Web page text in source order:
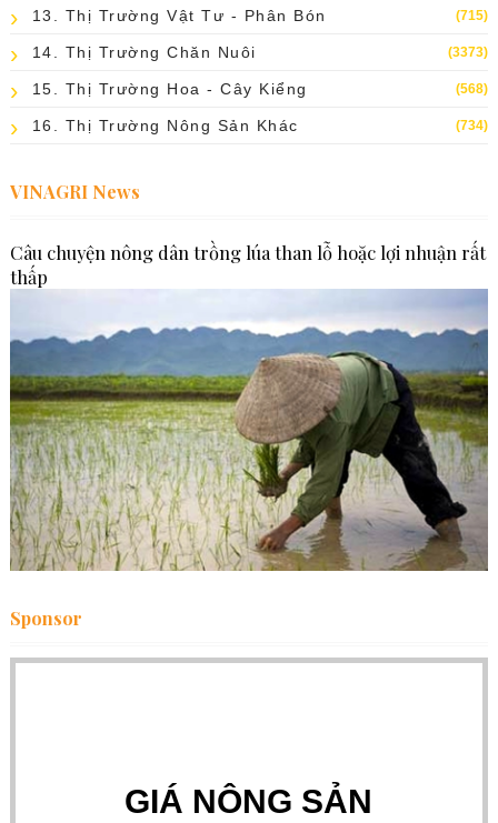
13. Thị Trường Vật Tư - Phân Bón (715)
14. Thị Trường Chăn Nuôi (3373)
15. Thị Trường Hoa - Cây Kiểng (568)
16. Thị Trường Nông Sản Khác (734)
VINAGRI News
Câu chuyện nông dân trồng lúa than lỗ hoặc lợi nhuận rất
thấp
Sponsor
GIÁ NÔNG SẢN